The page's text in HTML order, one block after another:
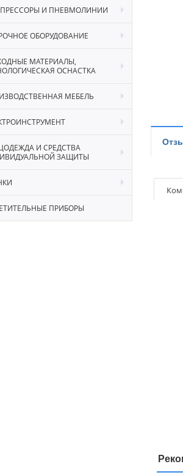
И ПНЕВМОЛИНИИ
ОБОРУДОВАНИЕ
МАТЕРИАЛЫ,
ОСНАСТКА
МЕБЕЛЬ
И СРЕДСТВА
ЗАЩИТЫ
ПРИБОРЫ